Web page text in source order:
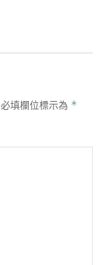
必填欄位標示為 *